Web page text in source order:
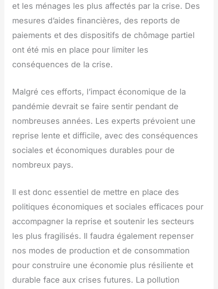
et les ménages les plus affectés par la crise. Des
mesures d’aides financières, des reports de
paiements et des dispositifs de chômage partiel
ont été mis en place pour limiter les
conséquences de la crise.
Malgré ces efforts, l’impact économique de la
pandémie devrait se faire sentir pendant de
nombreuses années. Les experts prévoient une
reprise lente et difficile, avec des conséquences
sociales et économiques durables pour de
nombreux pays.
Il est donc essentiel de mettre en place des
politiques économiques et sociales efficaces pour
accompagner la reprise et soutenir les secteurs
les plus fragilisés. Il faudra également repenser
nos modes de production et de consommation
pour construire une économie plus résiliente et
durable face aux crises futures. La pollution